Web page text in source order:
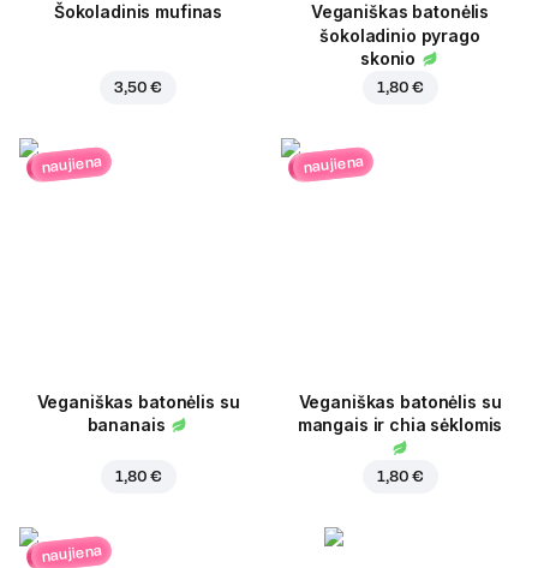
Šokoladinis mufinas
3,50 €
Veganiškas batonėlis
šokoladinio pyrago
skonio
1,80 €
naujiena
Veganiškas batonėlis su
bananais
1,80 €
naujiena
Veganiškas batonėlis su
mangais ir chia sėklomis
1,80 €
naujiena